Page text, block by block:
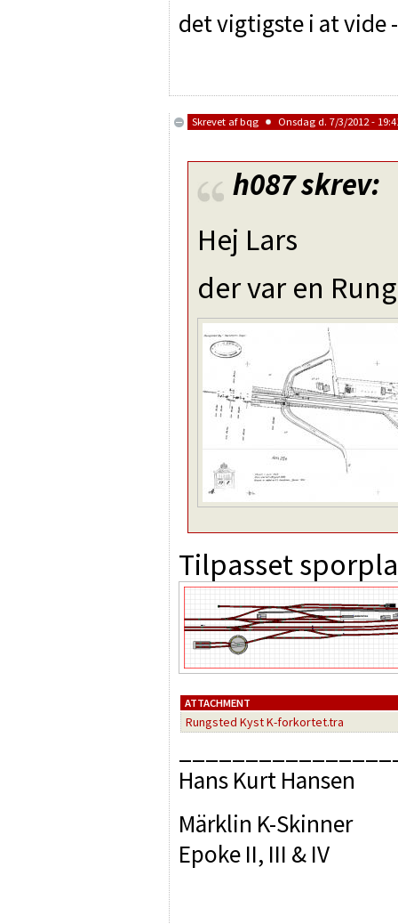
det vigtigste i at vide
Skrevet afbqg Onsdag d. 7/3/2012 -
h087skrev:
Hej Lars
der var en
Tilpasset
ATTACHMENT
Rungsted Kyst K-forkortet.tra
Hans Kurt Hansen
Märklin K-Skinner
Epoke II, III & IV